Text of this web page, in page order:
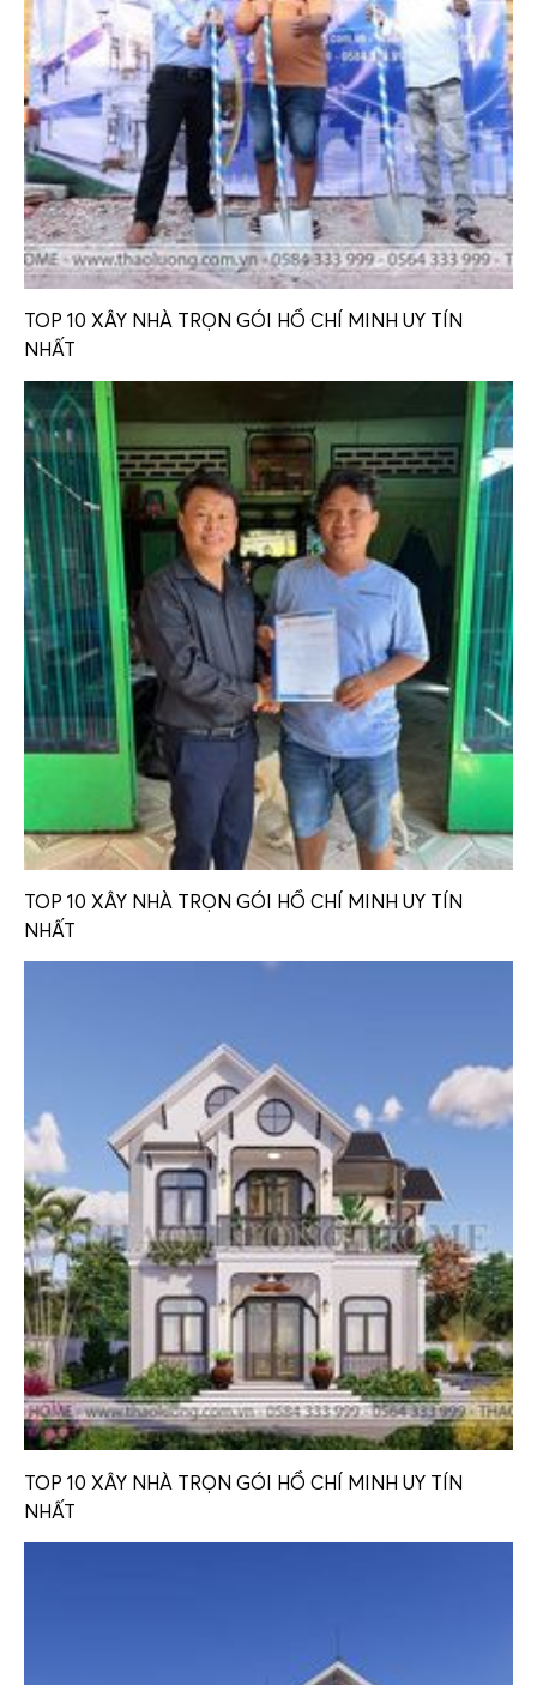
TOP 10 XÂY NHÀ TRỌN GÓI HỒ CHÍ MINH UY TÍN
NHẤT
TOP 10 XÂY NHÀ TRỌN GÓI HỒ CHÍ MINH UY TÍN
NHẤT
TOP 10 XÂY NHÀ TRỌN GÓI HỒ CHÍ MINH UY TÍN
NHẤT